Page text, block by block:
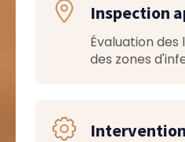
Inspection
Évaluation
des zones